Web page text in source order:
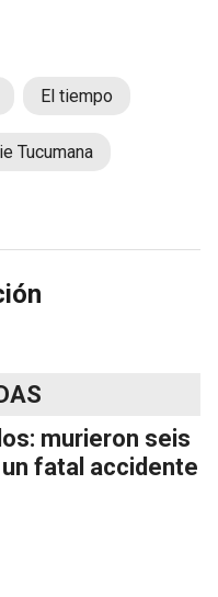
El tiempo
Tucumana
murieron seis
fatal accidente